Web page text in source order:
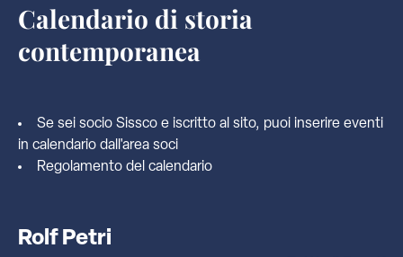
Calendario di storia
contemporanea
Se sei socio Sissco e iscritto al sito, puoi inserire eventi
in calendario dall'area soci
Regolamento del calendario
Rolf Petri